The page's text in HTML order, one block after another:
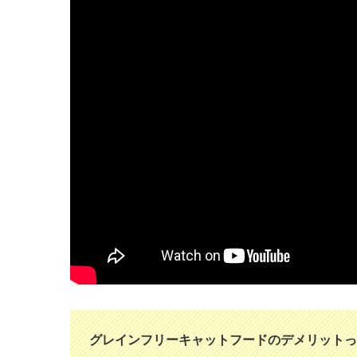
グレインフリーキャットフードのデメリット